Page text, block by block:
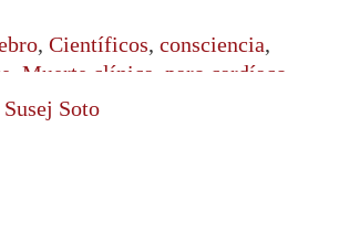
, Científicos, consciencia,
Muerte clínica paro cardíaco
d ela muerte
Susej Soto